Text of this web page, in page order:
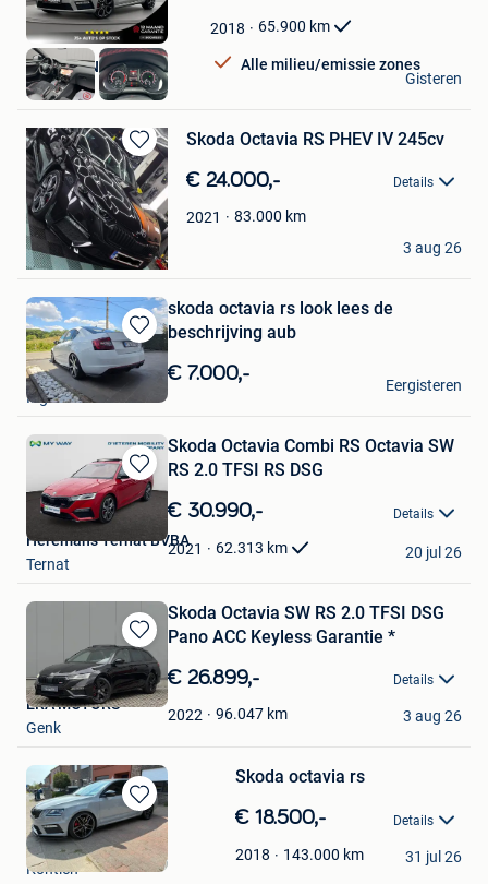
in
Mijn
Favorieten
2018 65.900 km
Alle milieu/emissie zones
BOCARS NV
Zulte
Gisteren
Bewaren
in
Mijn
Favorieten
Skoda Octavia RS PHEV IV 245cv
€ 24.000,- Details
2021 83.000 km
D'jo
Ath
3 aug 26
Bewaren
in
Mijn
Favorieten
skoda octavia rs look lees de
beschrijving aub
€ 7.000,-
dimitri
Ingelmunster
Eergisteren
Bewaren
in
Favorieten
Skoda Octavia Combi RS Octavia SW
RS 2.0 TFSI RS DSG
€ 30.990,- Details
2021 62.313 km
Heremans Ternat BVBA
Ternat
20 jul 26
Bewaren
in
Mijn
Favorieten
Skoda Octavia SW RS 2.0 TFSI DSG
Pano ACC Keyless Garantie *
€ 26.899,- Details
2022 96.047 km
ERA MOTORS
Genk
3 aug 26
Bewaren
in
Mijn
Favorieten
Skoda octavia rs
€ 18.500,- Details
2018 143.000 km
Robin
Kontich
31 jul 26